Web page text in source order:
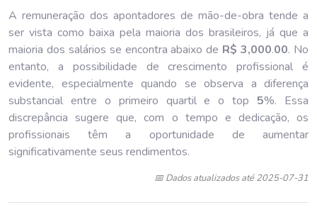
A remuneração dos apontadores de mão-de-obra tende a
ser vista como baixa pela maioria dos brasileiros, já que a
maioria dos salários se encontra abaixo de R$ 3,000.00. No
entanto, a possibilidade de crescimento profissional é
evidente, especialmente quando se observa a diferença
substancial entre o primeiro quartil e o top 5%. Essa
discrepância sugere que, com o tempo e dedicação, os
profissionais têm a oportunidade de aumentar
significativamente seus rendimentos.
📅 Dados atualizados até 2025-07-31